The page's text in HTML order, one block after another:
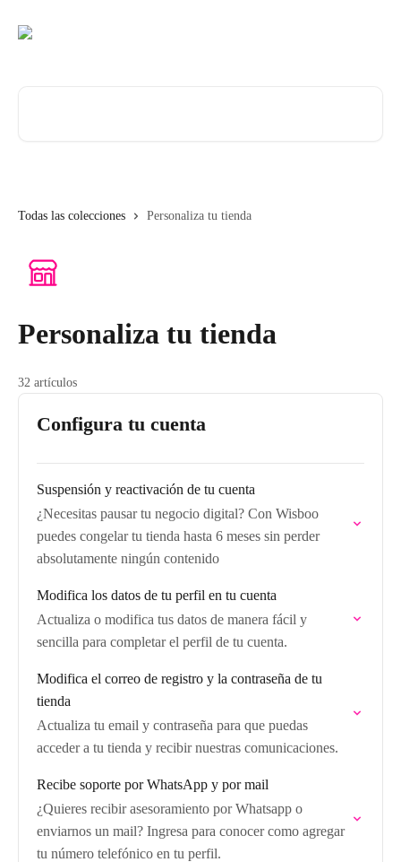
Todas las colecciones Personaliza tu tienda
Personaliza tu tienda
32 artículos
Configura tu cuenta
Suspensión y reactivación de tu cuenta
¿Necesitas pausar tu negocio digital? Con Wisboo
puedes congelar tu tienda hasta 6 meses sin perder
absolutamente ningún contenido
Modifica los datos de tu perfil en tu cuenta
Actualiza o modifica tus datos de manera fácil y
sencilla para completar el perfil de tu cuenta.
Modifica el correo de registro y la contraseña de tu
tienda
Actualiza tu email y contraseña para que puedas
acceder a tu tienda y recibir nuestras comunicaciones.
Recibe soporte por WhatsApp y por mail
¿Quieres recibir asesoramiento por Whatsapp o
enviarnos un mail? Ingresa para conocer como agregar
tu número telefónico en tu perfil.